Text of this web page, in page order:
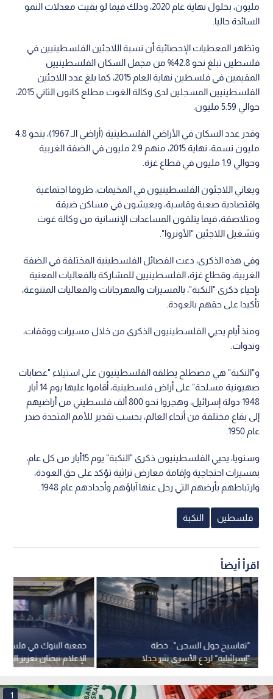
مليون، بحلول نهاية عام 2020، وذلك فيما لو بقيت معدلات النمو
السائدة حاليا.
وتظهر المعطيات الإحصائية أن نسبة اللاجئين الفلسطينيين في
فلسطين تبلغ نحو 42.8% من مجمل السكان الفلسطينيين
المقيمين في فلسطين نهاية العام 2015، كما بلغ عدد اللاجئين
الفلسطينيين المسجلين لدى وكالة الغوث مطلع كانون الثاني 2015،
حوالي 5.59 مليون.
وقدر عدد السكان في الأراضي الفلسطينية (أراضي الـ 1967)، بنحو 4.8
مليون نسمة، نهاية 2015، منهم 2.9 مليون في الضفة الغربية
وحوالي 1.9 مليون في قطاع غزة.
ويعاني اللاجئون الفلسطينيون في المخيمات، ظروفا اجتماعية
واقتصادية صعبة وقاسية، ويعيشون في مساكن ضيقة
ومتلاصقة، فيما يتلقون المساعدات الإنسانية من وكالة غوث
وتشغيل اللاجئين "الأونروا".
وفي هذه الذكرى، دعت الفصائل الفلسطينية المختلفة في الضفة
الغربية، وقطاع غزة، الفلسطينيين للمشاركة بالفعاليات المعنية
بإحياء ذكرى "النكبة"، بالمسيرات والمهرجانات والفعاليات المتنوعة،
تأكيدا على حقهم بالعودة.
ومنذ أيام يحيي الفلسطينيون الذكرى من خلال مسيرات ووقفات،
وندوات.
و"النكبة" هي مصطلح يطلقه الفلسطينيون على استيلاء "عصابات
صهيونية مسلحة" على أراض فلسطينية، أقاموا عليها يوم 14 أيار
1948 دولة إسرائيل، وهجروا نحو 800 ألف فلسطيني من أراضيهم
إلى بقاع مختلفة من أنحاء العالم، بحسب تقدير للأمم المتحدة صدر
عام 1950.
وسنويا، يحيي الفلسطينيون ذكرى "النكبة" يوم 15أيار من كل عام،
بمسيرات احتجاجية وإقامة معارض تراثية تؤكد على حق العودة،
وارتباطهم بأرضهم التي رحل عنها آباؤهم وأجدادهم عام 1948.
فلسطين النكبة
اقرأ أيضاً
جمعية البنوك في
الإعلام تبحثان تعزيز
"تماسيح حول السجن".. خطة
"إسرائيلية" لردع الأسرى تثير جدلا
وتدخلا قضائيا
1